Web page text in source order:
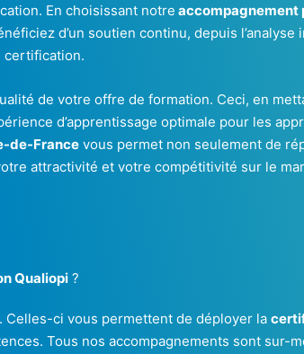
En choisissant notre accompagnement
d’un soutien continu, depuis l’analyse
certification.
de votre offre de formation. Ceci, en
d’apprentissage optimale pour les
de-France vous permet non seulement de
attractivité et votre compétitivité sur le
Qualiopi ?
ci vous permettent de déployer la
Tous nos accompagnements sont sur-